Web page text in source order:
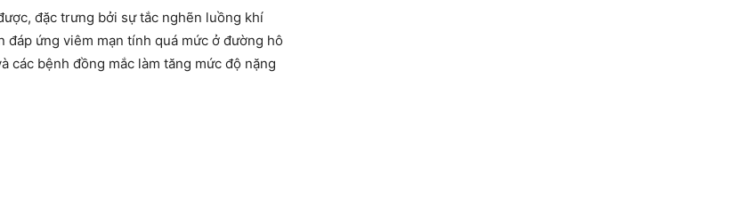
đặc trưng bởi sự tắc nghẽn luồng khí
ứng viêm mạn tính quá mức ở đường hô
các bệnh đồng mắc làm tăng mức độ nặng